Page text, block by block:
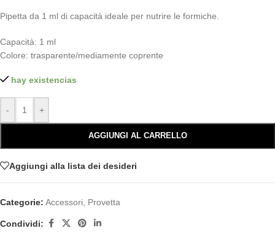
Pipetta da 1 ml di capacità ideale per nutrire le formiche.
Capacità: 1 ml
Colore: trasparente/mediamente coprente
hay existencias
- +
AGGIUNGI AL CARRELLO
Aggiungi alla lista dei desideri
Categorie: Accessori Provetta
Condividi: